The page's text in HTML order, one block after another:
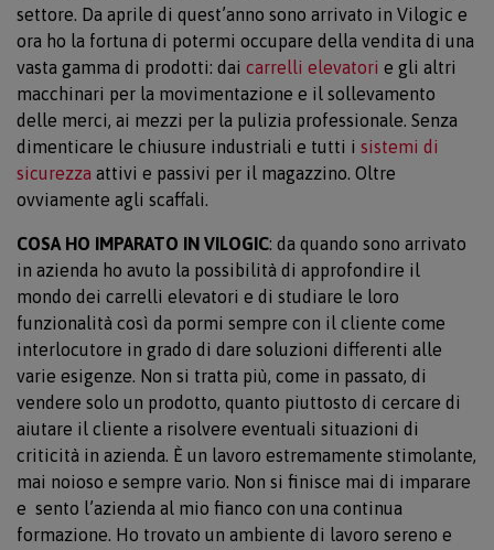
settore. Da aprile di quest’anno sono arrivato in Vilogic e
ora ho la fortuna di potermi occupare della vendita di una
vasta gamma di prodotti: dai carrelli elevatori e gli altri
macchinari per la movimentazione e il sollevamento
delle merci, ai mezzi per la pulizia professionale. Senza
dimenticare le chiusure industriali e tutti i sistemi di
sicurezza attivi e passivi per il magazzino. Oltre
ovviamente agli scaffali.
COSA HO IMPARATO IN VILOGIC: da quando sono arrivato
in azienda ho avuto la possibilità di approfondire il
mondo dei carrelli elevatori e di studiare le loro
funzionalità così da pormi sempre con il cliente come
interlocutore in grado di dare soluzioni differenti alle
varie esigenze. Non si tratta più, come in passato, di
vendere solo un prodotto, quanto piuttosto di cercare di
aiutare il cliente a risolvere eventuali situazioni di
criticità in azienda. È un lavoro estremamente stimolante,
mai noioso e sempre vario. Non si finisce mai di imparare
e sento l’azienda al mio fianco con una continua
formazione. Ho trovato un ambiente di lavoro sereno e